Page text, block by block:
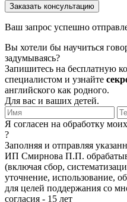
Ваш запрос успешно
Вы хотели бы научиться
задумываясь?
Запишитесь на бесплатную
специалистом и узнайте
английского как родного.
Для вас и ваших детей.
Я согласен на обработку
?
Заполняя и отправляя
ИП Смирнова П.П.
(включая сбор,
уточнение, использование,
для целей поддержания со
согласия - 15 лет